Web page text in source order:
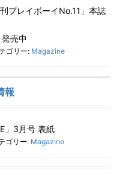
プレイボーイNo.11」本誌
売中
ゴリー: Magazine
報
」3月号 表紙
ゴリー: Magazine